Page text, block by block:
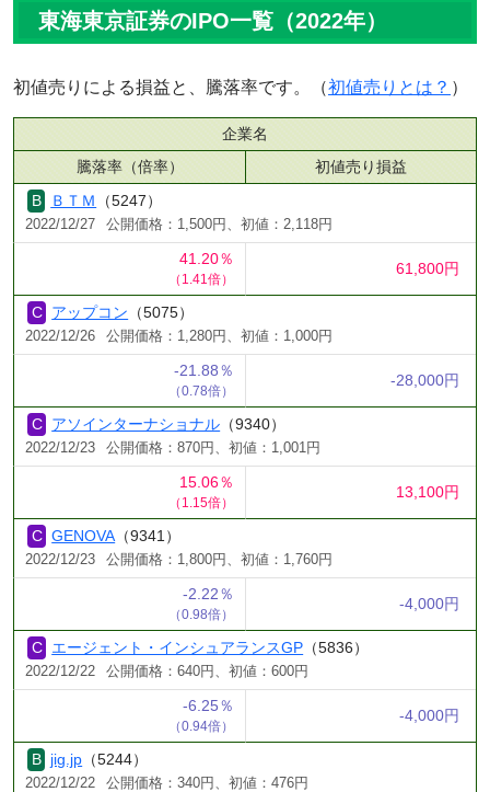
東海東京証券のIPO一覧（2022年）
初値売りによる損益と、騰落率です。（初値売りとは？ ）
企業名
騰落率（倍率）
初値売り損益
ＢＴＭ
（5247）
2022/12/27 公開価格：1,500円、初値：2,118円
41.20％
（1.41倍）
61,800円
アップコン （5075）
2022/12/26 公開価格：1,280円、初値：1,000円
-21.88％
（0.78倍）
-28,000円
アソインターナショナル （9340）
2022/12/23 公開価格：870円、初値：1,001円
15.06％
（1.15倍）
13,100円
GENOVA （9341）
2022/12/23 公開価格：1,800円、初値：1,760円
-2.22％
（0.98倍）
-4,000円
エージェント・インシュアランスGP （5836）
2022/12/22 公開価格：640円、初値：600円
-6.25％
（0.94倍）
-4,000円
jig.jp （5244）
2022/12/22 公開価格：340円、初値：476円